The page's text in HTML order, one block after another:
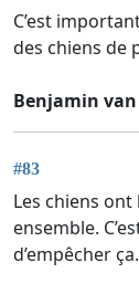
C’est
des chiens de
Benjamin
#83
Les chiens ont
ensemble.
d’empêcher ça.